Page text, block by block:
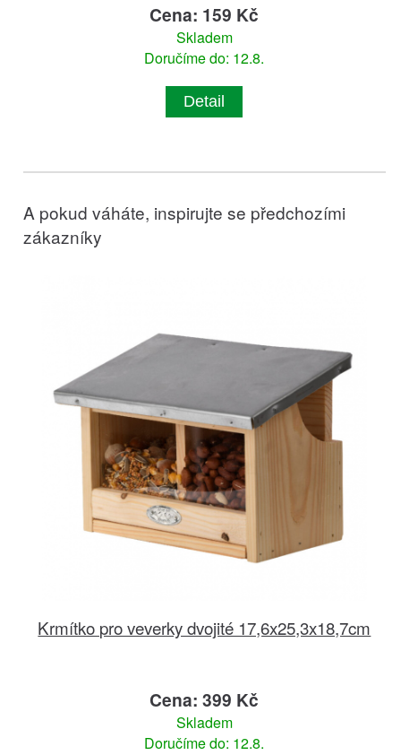
Cena: 159 Kč
Skladem
Doručíme do: 12.8.
Detail
A pokud váháte, inspirujte se předchozími
zákazníky
Krmítko pro veverky dvojité 17,6x25,3x18,7cm
Cena: 399 Kč
Skladem
Doručíme do: 12.8.